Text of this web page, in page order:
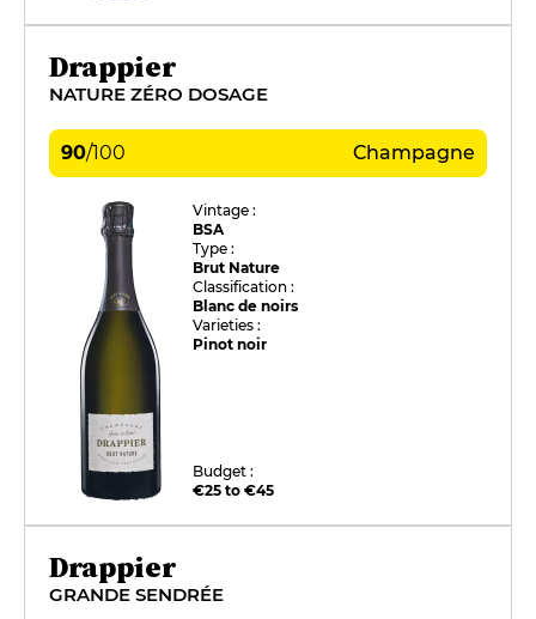
Drappier
NATURE ZÉRO DOSAGE
90/100 Champagne
Vintage :
BSA
Type :
Brut Nature
Classification :
Blanc de noirs
Varieties :
Pinot noir
Budget :
€25 to €45
Drappier
GRANDE SENDRÉE